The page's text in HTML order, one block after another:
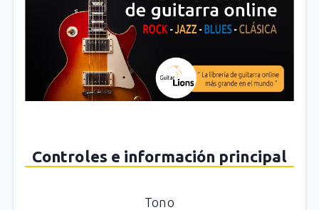
Controles e información principal
Tono